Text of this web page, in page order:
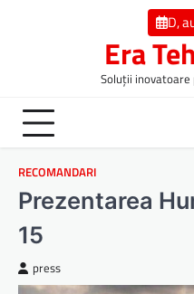
D,
Era
Soluții
RECOMANDARI
Prezentarea
15
press